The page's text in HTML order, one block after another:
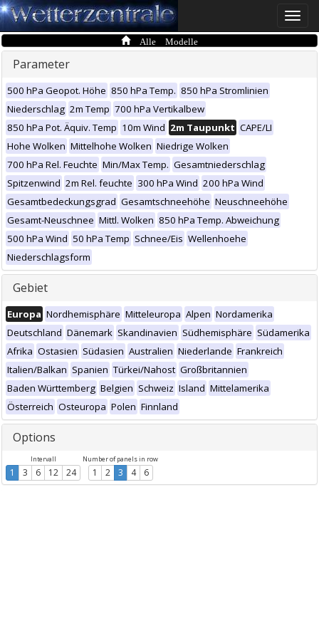
Toggle
Alle Modelle
Parameter
500 hPa Geopot. Höhe 850 hPa Temp. 850 hPa Stromlinien
Niederschlag 2m Temp 700 hPa Vertikalbew
850 hPa Pot. Äquiv. Temp 10m Wind 2m Taupunkt CAPE/LI
Hohe Wolken Mittelhohe Wolken Niedrige Wolken
700 hPa Rel. Feuchte Min/Max Temp. Gesamtniederschlag
Spitzenwind 2m Rel. feuchte 300 hPa Wind 200 hPa Wind
Gesamtbedeckungsgrad Gesamtschneehöhe Neuschneehöhe
Gesamt-Neuschnee Mittl. Wolken 850 hPa Temp. Abweichung
500 hPa Wind 50 hPa Temp Schnee/Eis Wellenhoehe
Niederschlagsform
Gebiet
Europa Nordhemisphäre Mitteleuropa Alpen Nordamerika
Deutschland Dänemark Skandinavien Südhemisphäre Südamerika
Afrika Ostasien Südasien Australien Niederlande Frankreich
Italien/Balkan Spanien Türkei/Nahost Großbritannien
Baden Württemberg Belgien Schweiz Island Mittelamerika
Österreich Osteuropa Polen Finnland
Options
Intervall
1 3 6 12 24
Number of panels in row
1 2 3 4 6